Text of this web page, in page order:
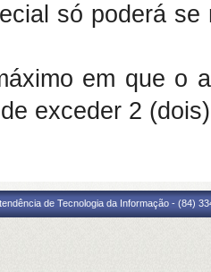
só poderá
em que o
exceder 2
de Tecnologia da Informação - (84)